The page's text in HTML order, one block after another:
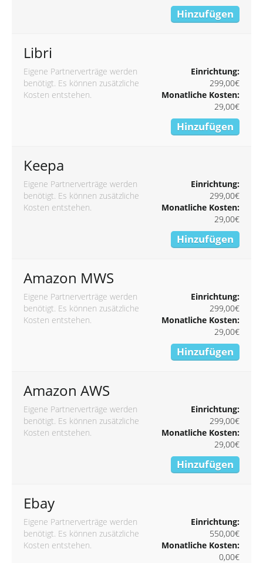
Hinzufügen
Libri
Eigene Partnerverträge werden
benötigt. Es können zusätzliche
Kosten entstehen.
Einrichtung:
299,00€
Monatliche Kosten:
29,00€
Hinzufügen
Keepa
Eigene Partnerverträge werden
benötigt. Es können zusätzliche
Kosten entstehen.
Einrichtung:
299,00€
Monatliche Kosten:
29,00€
Hinzufügen
Amazon MWS
Eigene Partnerverträge werden
benötigt. Es können zusätzliche
Kosten entstehen.
Einrichtung:
299,00€
Monatliche Kosten:
29,00€
Hinzufügen
Amazon AWS
Eigene Partnerverträge werden
benötigt. Es können zusätzliche
Kosten entstehen.
Einrichtung:
299,00€
Monatliche Kosten:
29,00€
Hinzufügen
Ebay
Eigene Partnerverträge werden
benötigt. Es können zusätzliche
Kosten entstehen.
Einrichtung:
550,00€
Monatliche Kosten:
0,00€